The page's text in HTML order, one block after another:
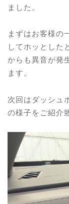
ました。
まずはお客様の
してホッとした
からも異音が発
ます。
次回はダッシュ
の様子をご紹介